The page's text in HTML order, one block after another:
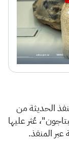
الحديثة من
313,906 حبة "كبتاجون"، عُثر عليها
المنفذ.